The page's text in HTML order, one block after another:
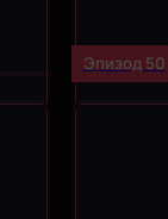
Эпизод 50